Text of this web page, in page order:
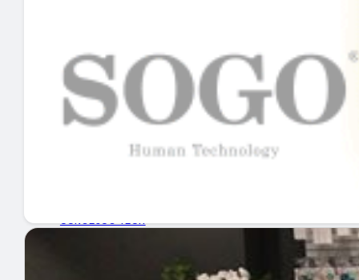
INICIO
EMPRESAS
GUÍA DE COMPRA